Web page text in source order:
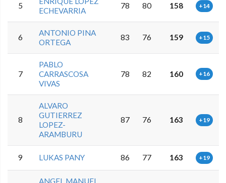
5
ECHEVARRIA
78 80 158 +14
6
ANTONIO PINA
ORTEGA
83 76 159 +15
7
PABLO
CARRASCOSA
VIVAS
78 82 160 +16
8
ALVARO
GUTIERREZ
LOPEZ-
ARAMBURU
87 76 163 +19
9 LUKAS PANY 86 77 163 +19
ANGEL MANUEL